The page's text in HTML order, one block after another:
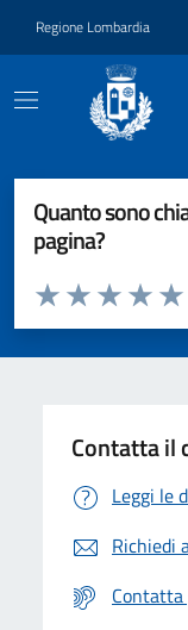
Regione Lombardia
Quanto sono
pagina?
Valuta da 1 a 5 stelle la
Valuta
Valuta 3
Valuta 2 stelle
Valuta 1 stelle su 5
Contatta il
Leggi le
Richiedi